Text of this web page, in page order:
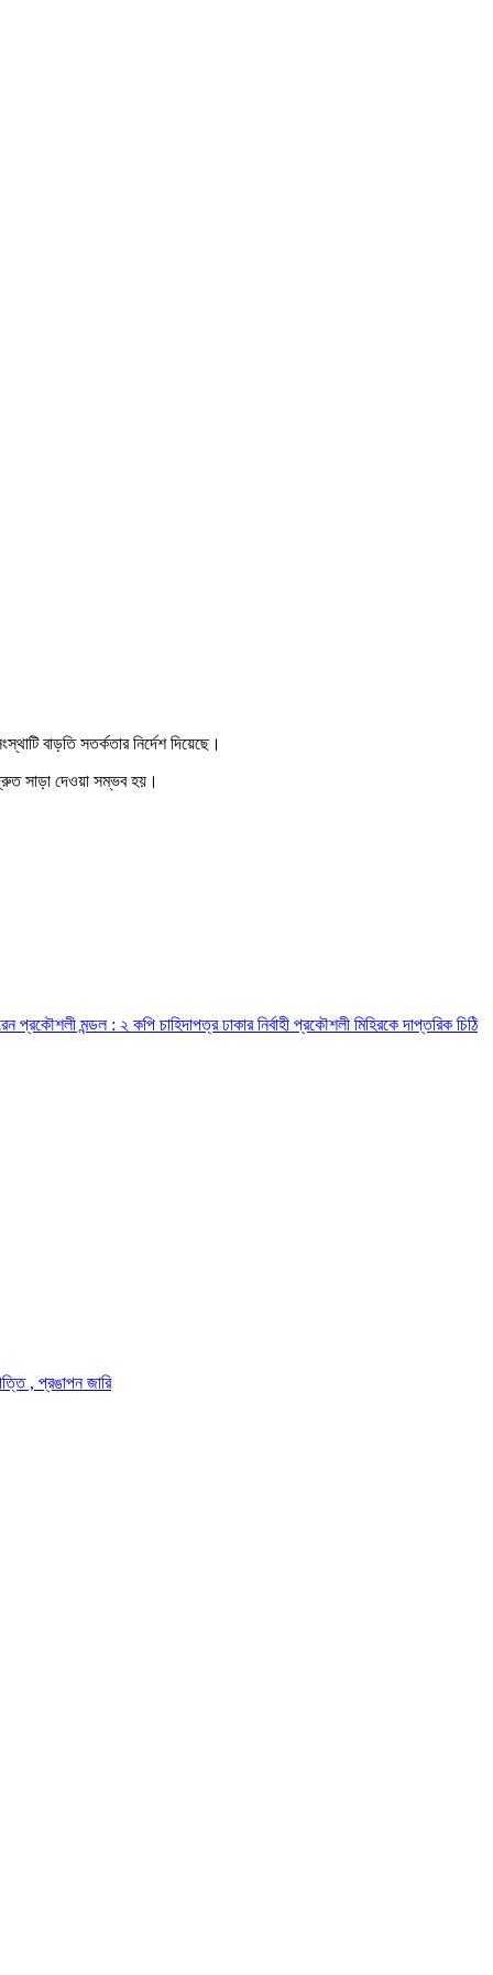
বাড়তি সতর্কতার নির্দেশ দিয়েছে।
দ্রুত সাড়া দেওয়া সম্ভব হয়।
মন্ডল : ২ কপি চাহিদাপত্র ঢাকার নির্বাহী প্রকৌশলী মিহিরকে দাপ্তরিক চিঠি
, প্রঙাপন জারি